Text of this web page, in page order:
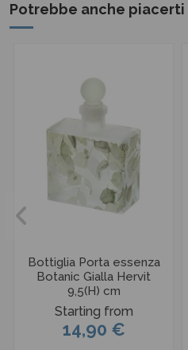
Potrebbe anche piacerti
Bottiglia Porta essenza
Botanic Gialla Hervit
9,5(H) cm
Starting from
14,90 €